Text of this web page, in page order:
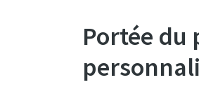
Portée du